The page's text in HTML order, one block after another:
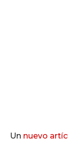
Un nuevo